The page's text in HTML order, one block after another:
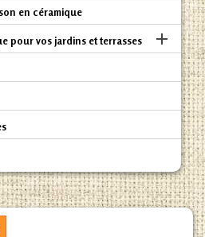
en céramique
pour vos jardins et terrasses 